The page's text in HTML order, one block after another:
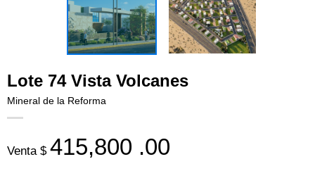
Lote 74 Vista Volcanes
Mineral de la Reforma
Venta $ 415,800 .00